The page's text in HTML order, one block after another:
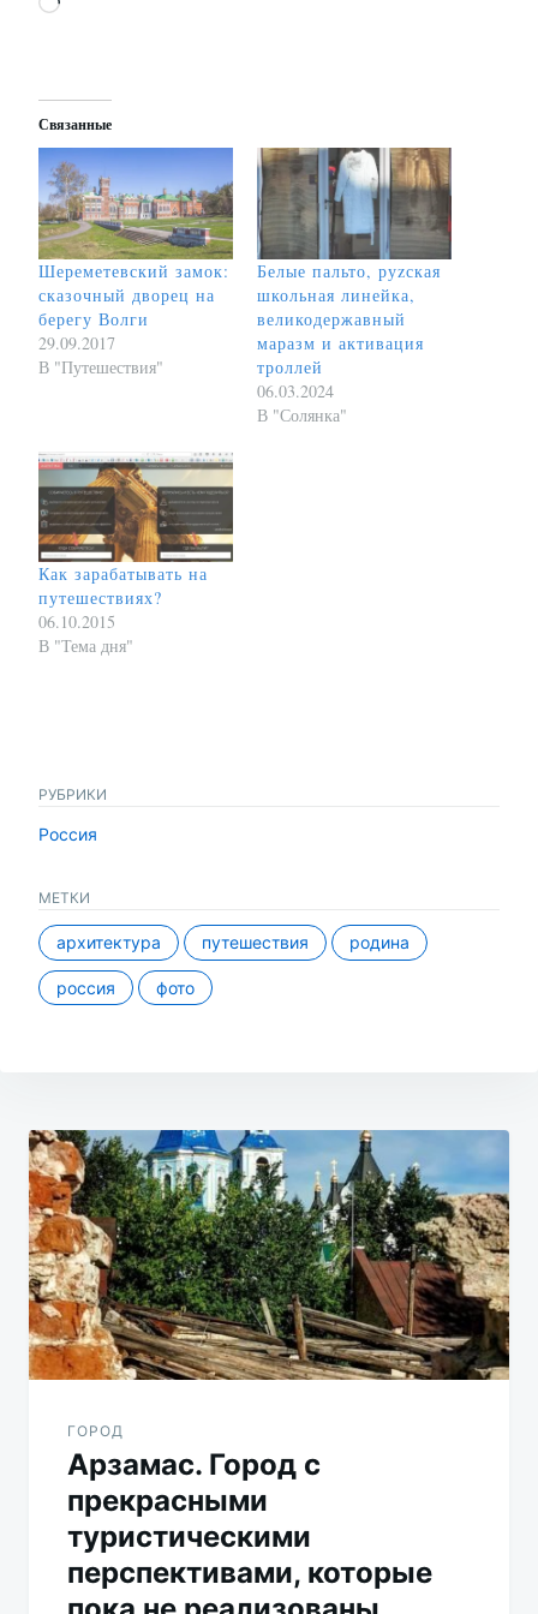
Связанные
Шереметевский замок:
сказочный дворец на
берегу Волги
29.09.2017
В "Путешествия"
Белые пальто, руzская
школьная линейка,
великодержавный
маразм и активация
троллей
06.03.2024
В "Солянка"
Как зарабатывать на
путешествиях?
06.10.2015
В "Тема дня"
РУБРИКИ
Россия
МЕТКИ
архитектура путешествия родина
россия фото
Навигация
по
записям
ГОРОД
Арзамас. Город с
прекрасными
туристическими
перспективами, которые